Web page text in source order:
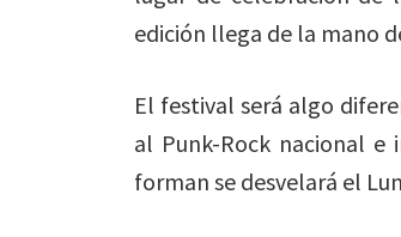
edición llega de la mano
El festival será algo
al Punk-Rock nacional
forman se desvelará el